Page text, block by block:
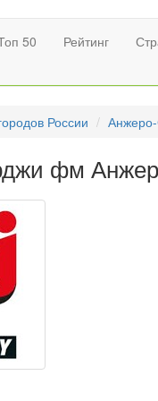
50 Рейтинг
России
фм